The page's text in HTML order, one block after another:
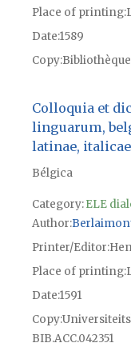
Place of printing
Date1589
Copy
Colloquia et
linguarum,
latinae,
Bélgica
Category:ELE
Author
Printer/Editor
Place of printing
Date1591
Copy
BIB.ACC.042351